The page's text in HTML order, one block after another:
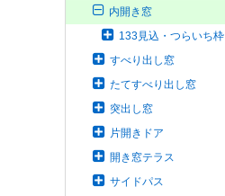
内開き窓
133見込・つらいち枠
すべり出し窓
たてすべり出し窓
突出し窓
片開きドア
開き窓テラス
サイドパス